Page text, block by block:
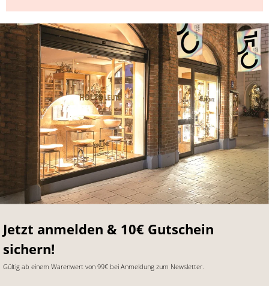
Jetzt anmelden & 10€ Gutschein
sichern!
Gültig ab einem Warenwert von 99€ bei Anmeldung zum Newsletter.